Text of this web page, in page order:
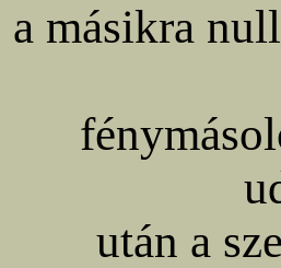
a másikra
után a